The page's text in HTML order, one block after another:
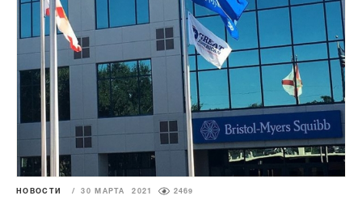
НОВОСТИ / 30 МАРТА 2021 2469